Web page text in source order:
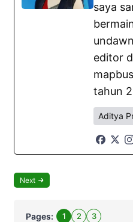
saya
editor
tahun
Aditya
Next
Pages: 1 2 3